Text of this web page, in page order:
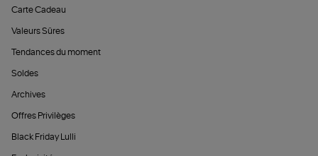
Carte Cadeau
Valeurs Sûres
Tendances du moment
Soldes
Archives
Offres Privilèges
Black Friday Lulli